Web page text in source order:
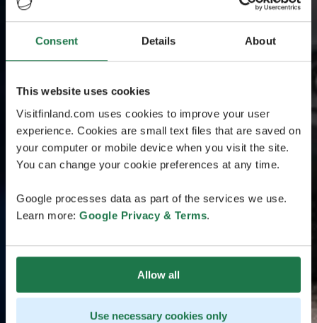
Consent Details About
This website uses cookies
Visitfinland.com uses cookies to improve your user
experience. Cookies are small text files that are saved on
your computer or mobile device when you visit the site.
You can change your cookie preferences at any time.
Google processes data as part of the services we use.
Learn more: Google Privacy & Terms.
Allow all
Use necessary cookies only